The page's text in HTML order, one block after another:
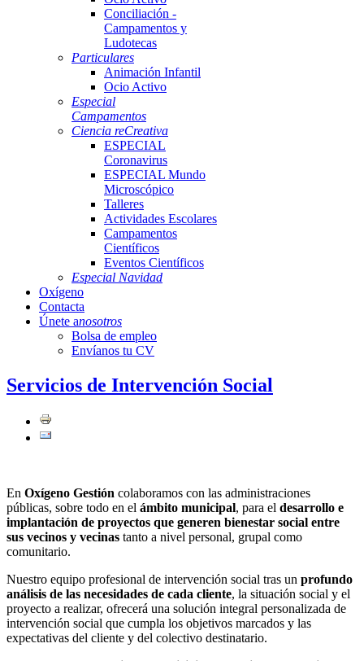
Conciliación -
Campamentos y
Ludotecas
Particulares
Animación Infantil
Ocio Activo
Especial
Campamentos
Ciencia reCreativa
ESPECIAL
Coronavirus
ESPECIAL Mundo
Microscópico
Talleres
Actividades Escolares
Campamentos
Científicos
Eventos Científicos
Especial Navidad
Oxígeno
Contacta
Únete anosotros
Bolsa de empleo
Envíanos tu CV
Servicios de Intervención Social
En Oxígeno Gestión colaboramos con las administraciones
públicas, sobre todo en el ámbito municipal, para el desarrollo e
implantación de proyectos que generen bienestar social entre
sus vecinos y vecinas tanto a nivel personal, grupal como
comunitario.
Nuestro equipo profesional de intervención social tras un profundo
análisis de las necesidades de cada cliente, la situación social y el
proyecto a realizar, ofrecerá una solución integral personalizada de
intervención social que cumpla los objetivos marcados y las
expectativas del cliente y del colectivo destinatario.